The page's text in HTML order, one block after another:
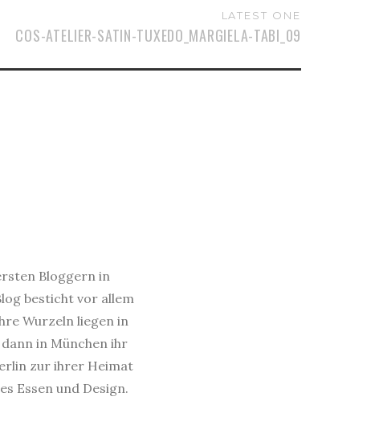
LATEST ONE
COS-ATELIER-SATIN-TUXEDO_MARGIELA-TABI_09
Bloggern in
besticht vor allem
Wurzeln liegen in
in München ihr
zur ihrer Heimat
Essen und Design.